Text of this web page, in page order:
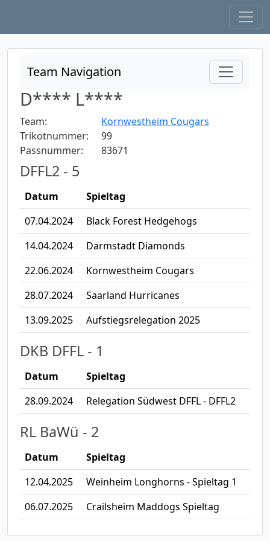
Team Navigation
D**** L****
Team:
Kornwestheim Cougars
Trikotnummer:
99
Passnummer:
83671
DFFL2 - 5
Datum
Spieltag
07.04.2024
Black Forest Hedgehogs
14.04.2024
Darmstadt Diamonds
22.06.2024
Kornwestheim Cougars
28.07.2024
Saarland Hurricanes
13.09.2025
Aufstiegsrelegation 2025
DKB DFFL - 1
Datum
Spieltag
28.09.2024
Relegation Südwest DFFL - DFFL2
RL BaWü - 2
Datum
Spieltag
12.04.2025
Weinheim Longhorns - Spieltag 1
06.07.2025
Crailsheim Maddogs Spieltag